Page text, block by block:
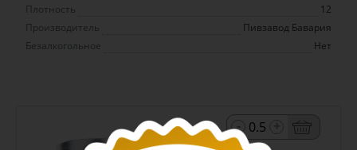
Плотность
12
Производитель
Пивзавод Бавария
Безалкогольное
Нет
-